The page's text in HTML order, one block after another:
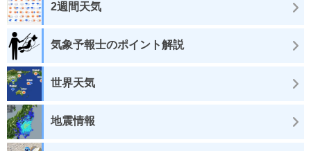
2週間天気
気象予報士のポイント解説
世界天気
地震情報